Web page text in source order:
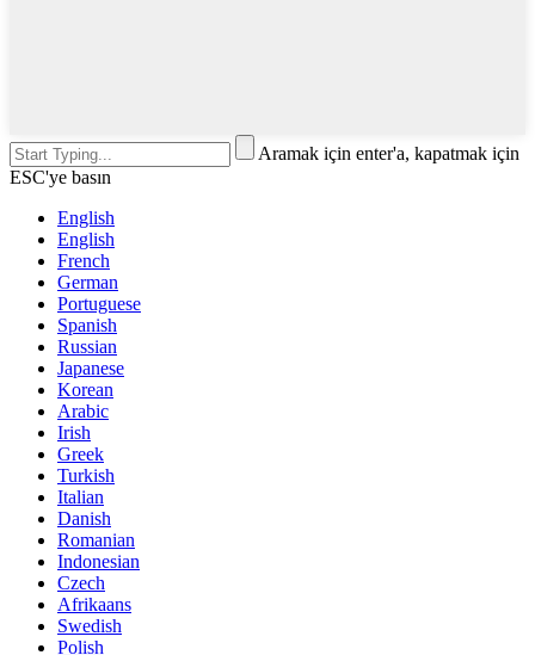
Aramak için enter'a, kapatmak için
ESC'ye basın
English
English
French
German
Portuguese
Spanish
Russian
Japanese
Korean
Arabic
Irish
Greek
Turkish
Italian
Danish
Romanian
Indonesian
Czech
Afrikaans
Swedish
Polish